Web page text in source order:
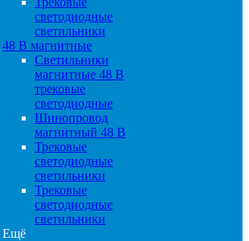
светодиодные
светильники
48 B магнитные
Светильники
магнитные 48 В
трековые
светодиодные
Шинопровод
магнитный 48 В
Трековые
светодиодные
светильники
Трековые
светодиодные
светильники
Ещё